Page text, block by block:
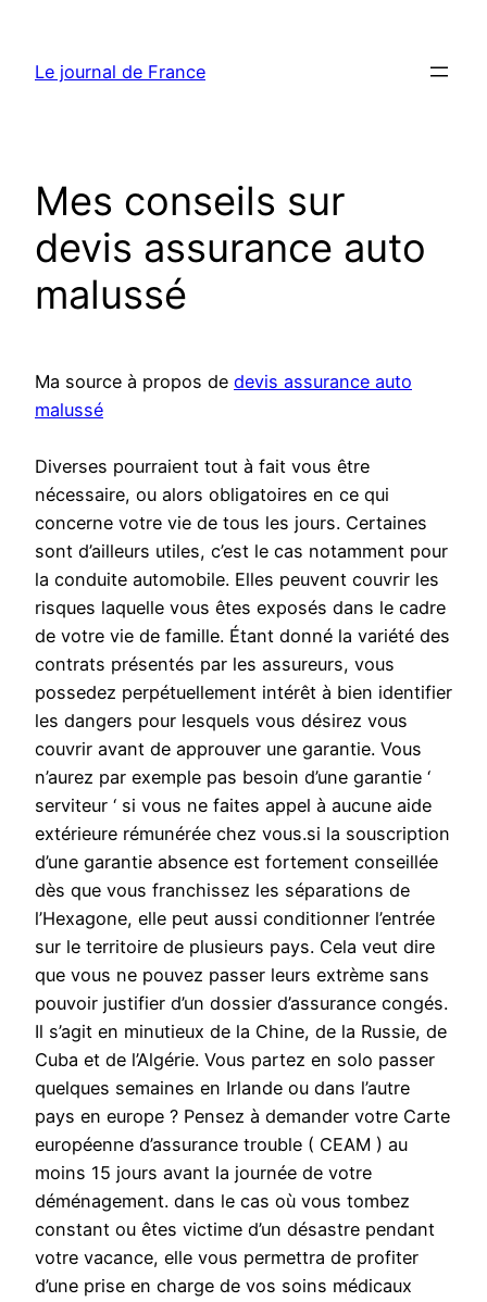
contenu
Le journal de France
Mes conseils sur
devis assurance auto
malussé
Ma source à propos de devis assurance auto
malussé
Diverses pourraient tout à fait vous être
nécessaire, ou alors obligatoires en ce qui
concerne votre vie de tous les jours. Certaines
sont d’ailleurs utiles, c’est le cas notamment pour
la conduite automobile. Elles peuvent couvrir les
risques laquelle vous êtes exposés dans le cadre
de votre vie de famille. Étant donné la variété des
contrats présentés par les assureurs, vous
possedez perpétuellement intérêt à bien identifier
les dangers pour lesquels vous désirez vous
couvrir avant de approuver une garantie. Vous
n’aurez par exemple pas besoin d’une garantie ‘
serviteur ‘ si vous ne faites appel à aucune aide
extérieure rémunérée chez vous.si la souscription
d’une garantie absence est fortement conseillée
dès que vous franchissez les séparations de
l’Hexagone, elle peut aussi conditionner l’entrée
sur le territoire de plusieurs pays. Cela veut dire
que vous ne pouvez passer leurs extrème sans
pouvoir justifier d’un dossier d’assurance congés.
Il s’agit en minutieux de la Chine, de la Russie, de
Cuba et de l’Algérie. Vous partez en solo passer
quelques semaines en Irlande ou dans l’autre
pays en europe ? Pensez à demander votre Carte
européenne d’assurance trouble ( CEAM ) au
moins 15 jours avant la journée de votre
déménagement. dans le cas où vous tombez
constant ou êtes victime d’un désastre pendant
votre vacance, elle vous permettra de profiter
d’une prise en charge de vos soins médicaux